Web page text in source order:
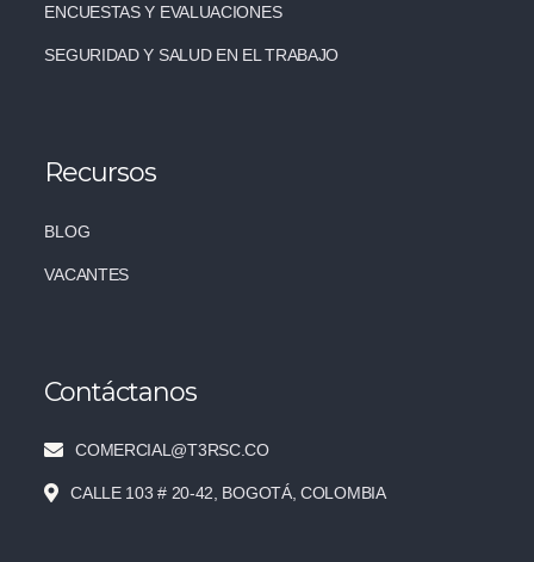
ENCUESTAS Y EVALUACIONES
SEGURIDAD Y SALUD EN EL TRABAJO
Recursos
BLOG
VACANTES
Contáctanos
COMERCIAL@T3RSC.CO
CALLE 103 # 20-42, BOGOTÁ, COLOMBIA